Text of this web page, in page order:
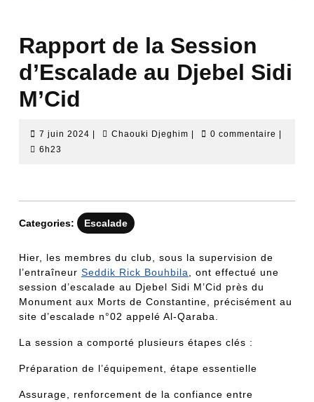
Rapport de la Session
d’Escalade au Djebel Sidi
M’Cid
7 juin 2024 7| Chaouki Djeghim Chaouki
| 0 commentaire |
6h23
Categories: Escalade
Hier, les membres du club, sous la supervision de
l’entraîneur Seddik Rick Bouhbila
, ont effectué une
session d’escalade au Djebel Sidi M’Cid près du
Monument aux Morts de Constantine, précisément au
site d’escalade n°02 appelé Al-Qaraba.
La session a comporté plusieurs étapes clés :
Préparation de l’équipement, étape essentielle
Assurage, renforcement de la confiance entre